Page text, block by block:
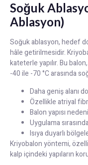
Soğuk
Ablasyon)
Soğuk ablasyon, hedef
hâle getirilmesidir.
kateterle yapılır. Bu
-40 ile -70 °C arasında
Daha geniş alanı
Özellikle atriyal
Balon yapısı
Uygulama
Isıya duyarlı
Kriyobalon yöntemi,
kalp içindeki yapıların